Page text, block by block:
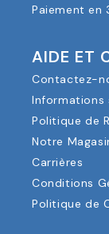
Paiement en
AIDE ET
Contactez-
Informations
Politique de
Notre
Carrières
Conditions
Politique de